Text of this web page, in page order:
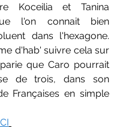
Koceilia et Tanina
l'on connait bien
dans l'hexagone.
que Caro pourrait
de trois, dans son
Françaises en simple